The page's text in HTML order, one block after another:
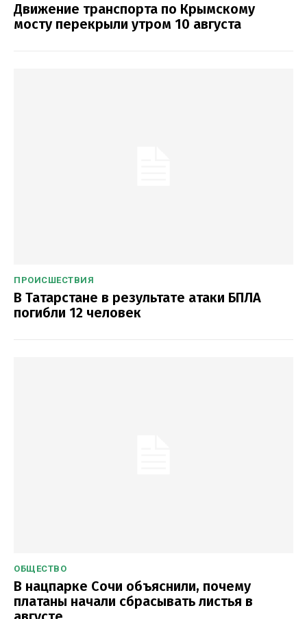
Движение транспорта по Крымскому
мосту перекрыли утром 10 августа
ПРОИСШЕСТВИЯ
В Татарстане в результате атаки БПЛА
погибли 12 человек
ОБЩЕСТВО
В нацпарке Сочи объяснили, почему
платаны начали сбрасывать листья в